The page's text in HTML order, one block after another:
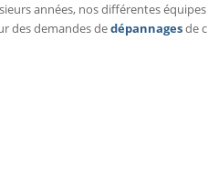
années, nos différentes
des demandes dedépannagesde